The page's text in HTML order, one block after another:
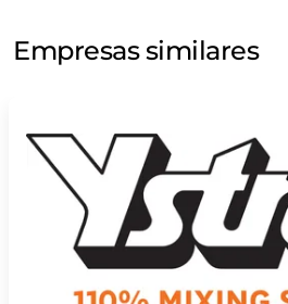
Empresas similares